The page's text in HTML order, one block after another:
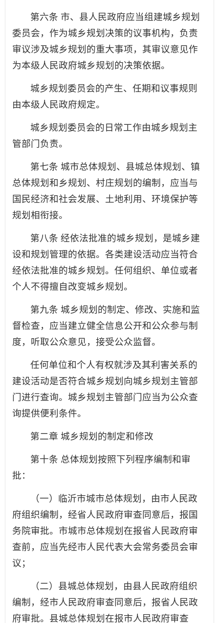
第六条 市、县人民政府应当组建城乡规划
委员会，作为城乡规划决策的议事机构，负责
审议涉及城乡规划的重大事项，其审议意见作
为本级人民政府城乡规划的决策依据。
城乡规划委员会的产生、任期和议事规则
由本级人民政府规定。
城乡规划委员会的日常工作由城乡规划主
管部门负责。
第七条 城市总体规划、县城总体规划、镇
总体规划和乡规划、村庄规划的编制，应当与
国民经济和社会发展、土地利用、环境保护等
规划相衔接。
第八条 经依法批准的城乡规划，是城乡建
设和规划管理的依据。各类建设活动应当符合
经依法批准的城乡规划。任何组织、单位或者
个人不得擅自改变城乡规划。
第九条 城乡规划的制定、修改、实施和监
督检查，应当建立健全信息公开和公众参与制
度，听取公众意见，接受公众监督。
任何单位和个人有权就涉及其利害关系的
建设活动是否符合城乡规划向城乡规划主管部
门进行查询。城乡规划主管部门应当为公众查
询提供便利条件。
第二章 城乡规划的制定和修改
第十条 总体规划按照下列程序编制和审
批：
（一）临沂市城市总体规划，由市人民政
府组织编制，经省人民政府审查同意后，报国
务院审批。市城市总体规划在报省人民政府审
查前，应当先经市人民代表大会常务委员会审
议；
（二）县城总体规划，由县人民政府组织
编制，经市人民政府审查同意后，报省人民政
府审批。县城总体规划在报市人民政府审查